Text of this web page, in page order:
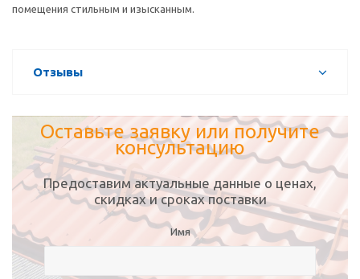
помещения стильным и изысканным.
Отзывы
Оставьте заявку или получите
консультацию
Предоставим актуальные данные о ценах,
скидках и сроках поставки
Имя